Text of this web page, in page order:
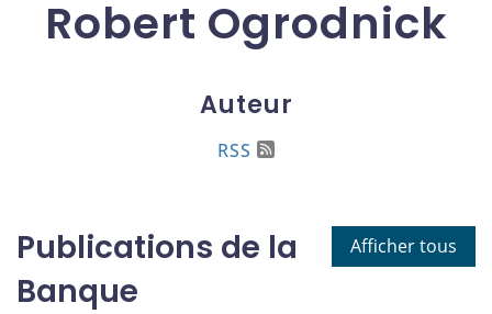
Robert Ogrodnick
Auteur
RSS
Afficher tous
Publications de la
Banque